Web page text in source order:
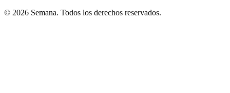
© 2026 Semana. Todos los derechos reservados.